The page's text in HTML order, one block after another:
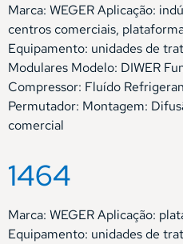
Marca: WEGER Aplicação:
centros comerciais,
Equipamento: unidades de
Modulares Modelo: DIWER
Compressor: Fluído
Permutador: Montagem:
comercial
1464
Marca: WEGER Aplicação:
Equipamento: unidades de